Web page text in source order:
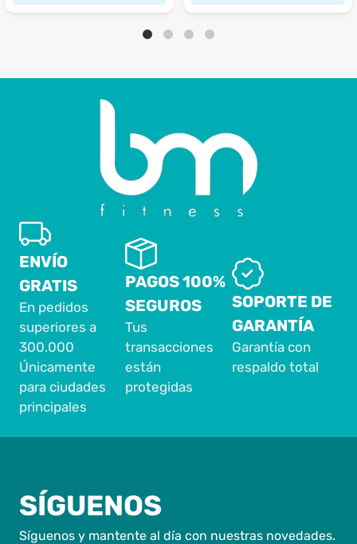
ENVÍO
GRATIS
En pedidos
superiores a
300.000
Únicamente
para ciudades
principales
PAGOS 100%
SEGUROS
Tus
transacciones
están
protegidas
SOPORTE DE
GARANTÍA
Garantía con
respaldo total
SÍGUENOS
Síguenos y mantente al día con nuestras novedades.